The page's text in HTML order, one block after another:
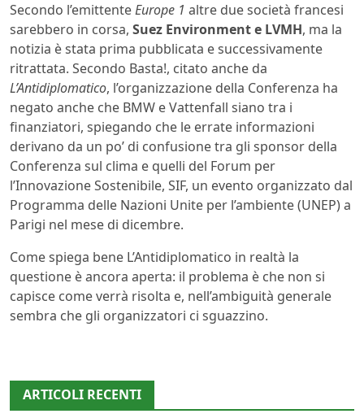
Secondo l’emittenteEurope 1 altre due società francesi
sarebbero in corsa, Suez Environment e LVMH, ma la
notizia è stata prima pubblicata e successivamente
ritrattata. Secondo Basta!, citato anche da
L’Antidiplomatico, l’organizzazione della Conferenza ha
negato anche che BMW e Vattenfall siano tra i
finanziatori, spiegando che le errate informazioni
derivano da un po’ di confusione tra gli sponsor della
Conferenza sul clima e quelli del Forum per
l’Innovazione Sostenibile, SIF, un evento organizzato dal
Programma delle Nazioni Unite per l’ambiente (UNEP) a
Parigi nel mese di dicembre.
Come spiega bene L’Antidiplomatico in realtà la
questione è ancora aperta: il problema è che non si
capisce come verrà risolta e, nell’ambiguità generale
sembra che gli organizzatori ci sguazzino.
ARTICOLI RECENTI